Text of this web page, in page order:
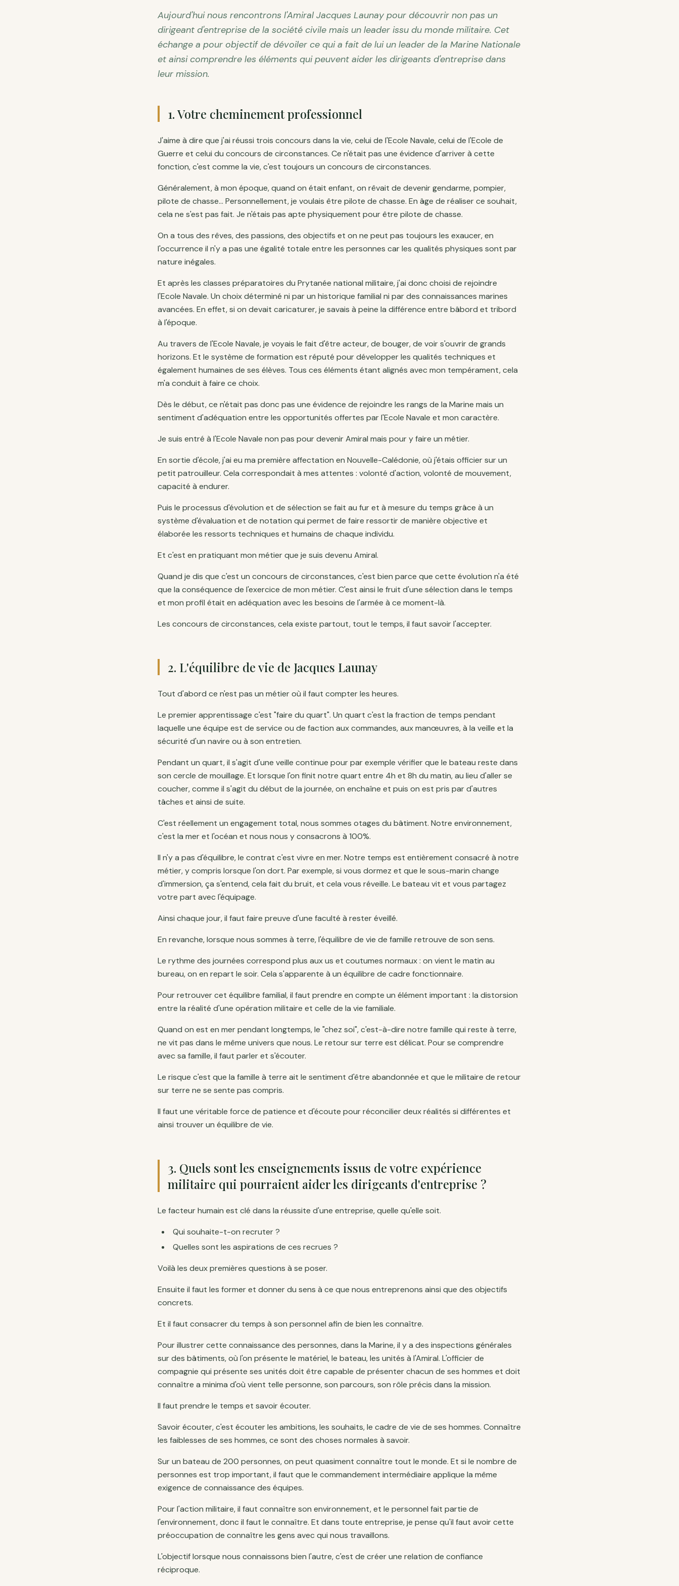
Aujourd'hui nous rencontrons l'Amiral Jacques Launay pour découvrir non pas un
dirigeant d'entreprise de la société civile mais un leader issu du monde militaire. Cet
échange a pour objectif de dévoiler ce qui a fait de lui un leader de la Marine Nationale
et ainsi comprendre les éléments qui peuvent aider les dirigeants d'entreprise dans
leur mission.
1.Votre cheminement professionnel
J'aime à dire que j'ai réussi trois concours dans la vie, celui de l'Ecole Navale, celui de l'Ecole de
Guerre et celui du concours de circonstances. Ce n'était pas une évidence d'arriver à cette
fonction, c'est comme la vie, c'est toujours un concours de circonstances.
Généralement, à mon époque, quand on était enfant, on rêvait de devenir gendarme, pompier,
pilote de chasse… Personnellement, je voulais être pilote de chasse. En âge de réaliser ce souhait,
cela ne s'est pas fait. Je n'étais pas apte physiquement pour être pilote de chasse.
On a tous des rêves, des passions, des objectifs et on ne peut pas toujours les exaucer, en
l'occurrence il n'y a pas une égalité totale entre les personnes car les qualités physiques sont par
nature inégales.
Et après les classes préparatoires du Prytanée national militaire, j'ai donc choisi de rejoindre
l'Ecole Navale. Un choix déterminé ni par un historique familial ni par des connaissances marines
avancées. En effet, si on devait caricaturer, je savais à peine la différence entre bâbord et tribord
à l'époque.
Au travers de l'Ecole Navale, je voyais le fait d'être acteur, de bouger, de voir s'ouvrir de grands
horizons. Et le système de formation est réputé pour développer les qualités techniques et
également humaines de ses élèves. Tous ces éléments étant alignés avec mon tempérament, cela
m'a conduit à faire ce choix.
Dès le début, ce n'était pas donc pas une évidence de rejoindre les rangs de la Marine mais un
sentiment d'adéquation entre les opportunités offertes par l'Ecole Navale et mon caractère.
Je suis entré à l'Ecole Navale non pas pour devenir Amiral mais pour y faire un métier.
En sortie d'école, j'ai eu ma première affectation en Nouvelle-Calédonie, où j'étais officier sur un
petit patrouilleur. Cela correspondait à mes attentes : volonté d'action, volonté de mouvement,
capacité à endurer.
Puis le processus d'évolution et de sélection se fait au fur et à mesure du temps grâce à un
système d'évaluation et de notation qui permet de faire ressortir de manière objective et
élaborée les ressorts techniques et humains de chaque individu.
Et c'est en pratiquant mon métier que je suis devenu Amiral.
Quand je dis que c'est un concours de circonstances, c'est bien parce que cette évolution n'a été
que la conséquence de l'exercice de mon métier. C'est ainsi le fruit d'une sélection dans le temps
et mon profil était en adéquation avec les besoins de l'armée à ce moment-là.
Les concours de circonstances, cela existe partout, tout le temps, il faut savoir l'accepter.
2. L'équilibre de vie de Jacques Launay
Tout d'abord ce n'est pas un métier où il faut compter les heures.
Le premier apprentissage c'est "faire du quart". Un quart c'est la fraction de temps pendant
laquelle une équipe est de service ou de faction aux commandes, aux manœuvres, à la veille et la
sécurité d'un navire ou à son entretien.
Pendant un quart, il s'agit d'une veille continue pour par exemple vérifier que le bateau reste dans
son cercle de mouillage. Et lorsque l'on finit notre quart entre 4h et 8h du matin, au lieu d'aller se
coucher, comme il s'agit du début de la journée, on enchaîne et puis on est pris par d'autres
tâches et ainsi de suite.
C'est réellement un engagement total, nous sommes otages du bâtiment. Notre environnement,
c'est la mer et l'océan et nous nous y consacrons à 100%.
Il n'y a pas d'équilibre, le contrat c'est vivre en mer. Notre temps est entièrement consacré à notre
métier, y compris lorsque l'on dort. Par exemple, si vous dormez et que le sous-marin change
d'immersion, ça s'entend, cela fait du bruit, et cela vous réveille. Le bateau vit et vous partagez
votre part avec l'équipage.
Ainsi chaque jour, il faut faire preuve d'une faculté à rester éveillé.
En revanche, lorsque nous sommes à terre, l'équilibre de vie de famille retrouve de son sens.
Le rythme des journées correspond plus aux us et coutumes normaux : on vient le matin au
bureau, on en repart le soir. Cela s'apparente à un équilibre de cadre fonctionnaire.
Pour retrouver cet équilibre familial, il faut prendre en compte un élément important : la distorsion
entre la réalité d'une opération militaire et celle de la vie familiale.
Quand on est en mer pendant longtemps, le "chez soi", c'est-à-dire notre famille qui reste à terre,
ne vit pas dans le même univers que nous. Le retour sur terre est délicat. Pour se comprendre
avec sa famille, il faut parler et s'écouter.
Le risque c'est que la famille à terre ait le sentiment d'être abandonnée et que le militaire de retour
sur terre ne se sente pas compris.
Il faut une véritable force de patience et d'écoute pour réconcilier deux réalités si différentes et
ainsi trouver un équilibre de vie.
3. Quels sont les enseignements issus de votre expérience
militaire qui pourraient aider les dirigeants d'entreprise ?
Le facteur humain est clé dans la réussite d'une entreprise, quelle qu'elle soit.
Qui souhaite-t-on recruter ?
Quelles sont les aspirations de ces recrues ?
Voilà les deux premières questions à se poser.
Ensuite il faut les former et donner du sens à ce que nous entreprenons ainsi que des objectifs
concrets.
Et il faut consacrer du temps à son personnel afin de bien les connaître.
Pour illustrer cette connaissance des personnes, dans la Marine, il y a des inspections générales
sur des bâtiments, où l'on présente le matériel, le bateau, les unités à l'Amiral. L'officier de
compagnie qui présente ses unités doit être capable de présenter chacun de ses hommes et doit
connaître a minima d'où vient telle personne, son parcours, son rôle précis dans la mission.
Il faut prendre le temps et savoir écouter.
Savoir écouter, c'est écouter les ambitions, les souhaits, le cadre de vie de ses hommes. Connaître
les faiblesses de ses hommes, ce sont des choses normales à savoir.
Sur un bateau de 200 personnes, on peut quasiment connaître tout le monde. Et si le nombre de
personnes est trop important, il faut que le commandement intermédiaire applique la même
exigence de connaissance des équipes.
Pour l'action militaire, il faut connaître son environnement, et le personnel fait partie de
l'environnement, donc il faut le connaître. Et dans toute entreprise, je pense qu'il faut avoir cette
préoccupation de connaître les gens avec qui nous travaillons.
L'objectif lorsque nous connaissons bien l'autre, c'est de créer une relation de confiance
réciproque.